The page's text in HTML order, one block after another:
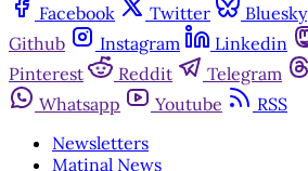
Facebook Twitter Bluesky
Github
Instagram Linkedin
Pinterest
Reddit Telegram
Whatsapp
Youtube
RSS
Newsletters
Matinal News